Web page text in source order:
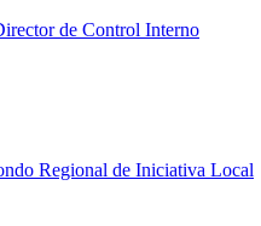
de Control Interno
Regional de Iniciativa Local